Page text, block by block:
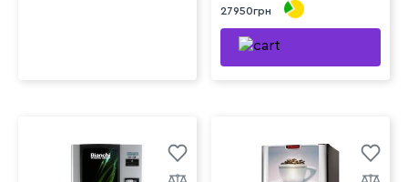
27950грн